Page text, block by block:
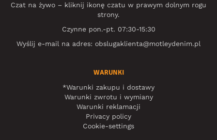
Czat na żywo – kliknij ikonę czatu w prawym dolnym rogu
strony.
Czynne pon.-pt. 07:30-15:30
Wyślij e-mail na adres: obslugaklienta@motleydenim.pl
WARUNKI
*Warunki zakupu i dostawy
Warunki zwrotu i wymiany
Warunki reklamacji
Privacy policy
Cookie-settings